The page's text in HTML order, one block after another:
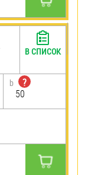
b
?
50
В СПИСОК